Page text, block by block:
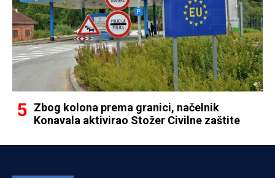
Zbog kolona prema granici, načelnik
Konavala aktivirao Stožer Civilne zaštite